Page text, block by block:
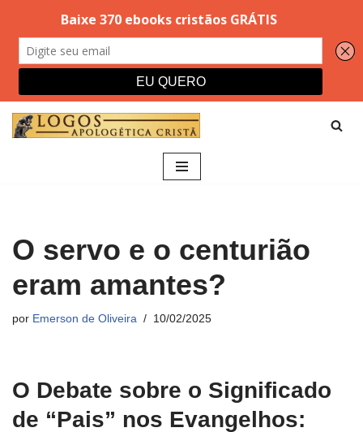
O servo e o centurião
eram amantes?
por Emerson de Oliveira 10/02/2025
O Debate sobre o Significado
de “Pais” nos Evangelhos: